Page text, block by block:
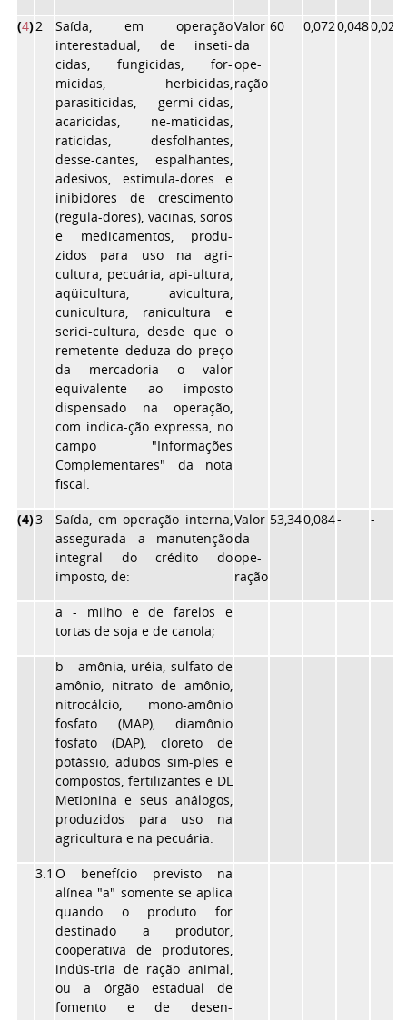
(4)2
Saída, em operação
interestadual, de inseti-
cidas, fungicidas, for-
micidas, herbicidas,
parasiticidas, germi-cidas,
acaricidas, ne-maticidas,
raticidas, desfolhantes,
desse-cantes, espalhantes,
adesivos, estimula-dores e
inibidores de crescimento
(regula-dores), vacinas, soros
e medicamentos, produ-
zidos para uso na agri-
cultura, pecuária, api-ultura,
aqüicultura, avicultura,
cunicultura, ranicultura e
serici-cultura, desde que o
remetente deduza do preço
da mercadoria o valor
equivalente ao imposto
dispensado na operação,
com indica-ção expressa, no
campo "Informações
Complementares" da nota
fiscal.
Valor
da
ope-
ração
60 0,0720,0480,028
(4)3
Saída, em operação interna,
assegurada a manutenção
integral do crédito do
imposto, de:
Valor
da
ope-
ração
53,340,084- -
a - milho e de farelos e
tortas de soja e de canola;
b - amônia, uréia, sulfato de
amônio, nitrato de amônio,
nitrocálcio, mono-amônio
fosfato (MAP), diamônio
fosfato (DAP), cloreto de
potássio, adubos sim-ples e
compostos, fertilizantes e DL
Metionina e seus análogos,
produzidos para uso na
agricultura e na pecuária.
3.1 O benefício previsto na
alínea "a" somente se aplica
quando o produto for
destinado a produtor,
cooperativa de produtores,
indús-tria de ração animal,
ou a órgão estadual de
fomento e de desen-